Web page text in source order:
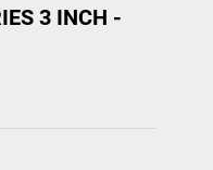
3 INCH -